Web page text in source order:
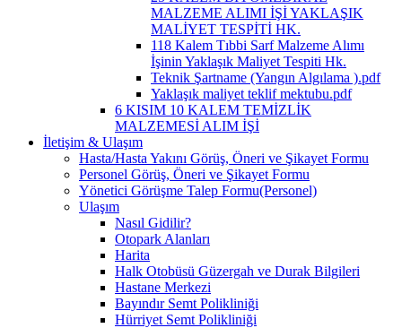
MALZEME ALIMI İŞİ YAKLAŞIK
MALİYET TESPİTİ HK.
118 Kalem Tıbbi Sarf Malzeme Alımı
İşinin Yaklaşık Maliyet Tespiti Hk.
Teknik Şartname (Yangın Algılama ).pdf
Yaklaşık maliyet teklif mektubu.pdf
6 KISIM 10 KALEM TEMİZLİK
MALZEMESİ ALIM İŞİ
İletişim & Ulaşım
Hasta/Hasta Yakını Görüş, Öneri ve Şikayet Formu
Personel Görüş, Öneri ve Şikayet Formu
Yönetici Görüşme Talep Formu(Personel)
Ulaşım
Nasıl Gidilir?
Otopark Alanları
Harita
Halk Otobüsü Güzergah ve Durak Bilgileri
Hastane Merkezi
Bayındır Semt Polikliniği
Hürriyet Semt Polikliniği